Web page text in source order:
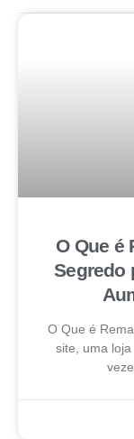
O Que é
Segredo
O Que é
site, uma